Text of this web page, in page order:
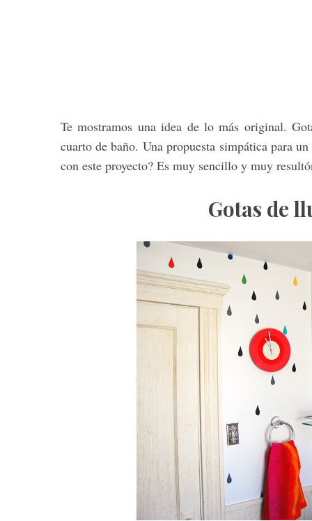
Te mostramos una idea de lo más original.
cuarto de baño. Una propuesta simpática para
con este proyecto? Es muy sencillo y muy
Gotas de